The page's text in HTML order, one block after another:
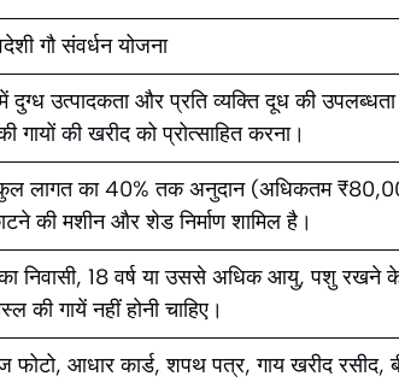
गौ संवर्धन योजना
दुग्ध उत्पादकता और प्रति व्यक्ति दूध की
गायों की खरीद को प्रोत्साहित करना।
लागत का 40% तक अनुदान (अधिकतम
की मशीन और शेड निर्माण शामिल है।
निवासी, 18 वर्ष या उससे अधिक आयु, पशु रखने
की गायें नहीं होनी चाहिए।
फोटो, आधार कार्ड, शपथ पत्र, गाय खरीद